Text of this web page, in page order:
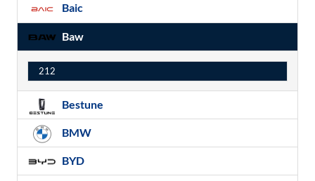
Baic
Baw
212
Bestune
BMW
BYD